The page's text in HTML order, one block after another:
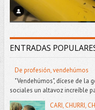
ENTRADAS
De profesión, vendehúmos
"Vendehúmos", dícese de la
sociales un altavoz increíble
CARI, CHURRI,